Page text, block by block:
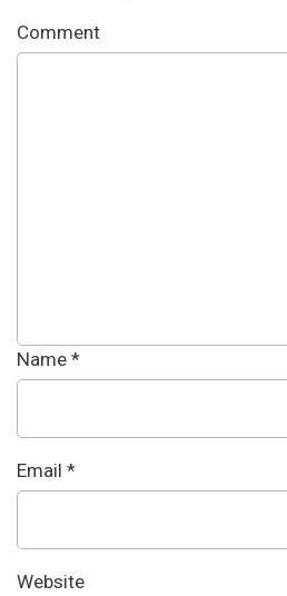
Comment
Name *
Email *
Website